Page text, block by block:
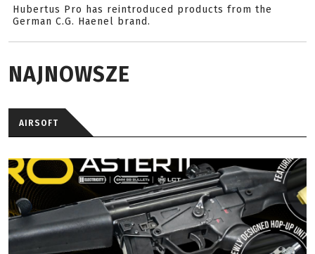
Hubertus Pro has reintroduced products from the
German C.G. Haenel brand.
NAJNOWSZE
AIRSOFT